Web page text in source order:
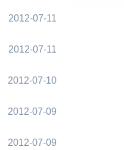
2012-07-11
2012-07-11
2012-07-10
2012-07-09
2012-07-09